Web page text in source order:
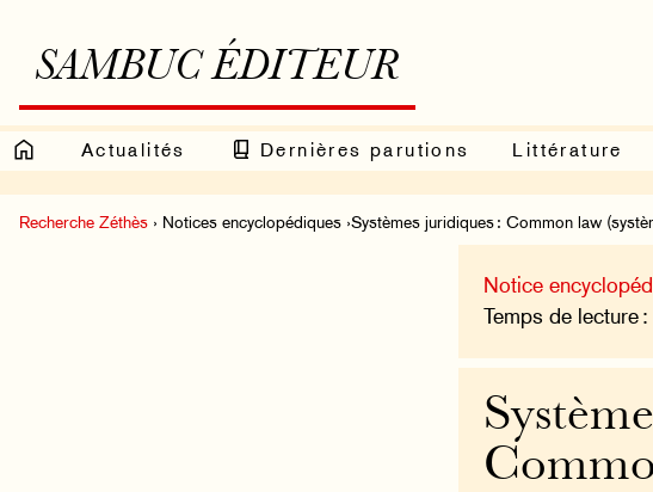
SAMBUC ÉDITEUR
Actualités Dernières parutions Littérature
Recherche Zéthès › Notices encyclopédiques ›Systèmes juridiques : Common law
Notice
Temps de lecture